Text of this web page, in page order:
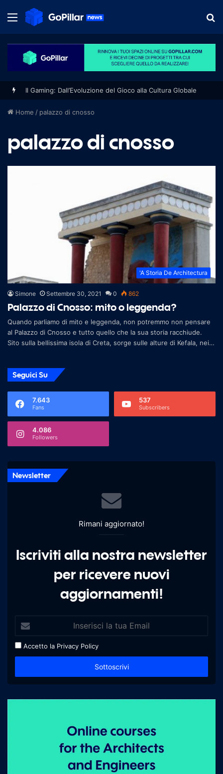
Menu
Il Gaming: Dall’Evoluzione del Gioco alla Cultura Globale
Home / palazzo di cnosso
palazzo di cnosso
'A Storia De Architectura
Simone Settembre 30, 2021 0 862
Palazzo di Cnosso: mito o leggenda?
Quando parliamo di mito e leggenda, non potremmo non pensare
al Palazzo di Cnosso e tutto quello che la sua storia racchiude.
Sito sulla bellissima isola di Creta, sorge sulle alture di Kefala, nei
Seguici Su
7.643
Fans
537
Subscribers
4.086
Followers
Newsletter
Rimani aggiornato!
Iscriviti alla nostra newsletter
per ricevere nuovi
aggiornamenti!
Accetto la Privacy Policy